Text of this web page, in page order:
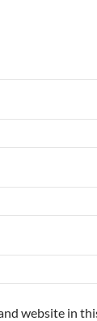
website in